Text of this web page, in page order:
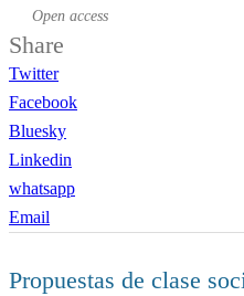
Open access
Share
Twitter
Facebook
Bluesky
Linkedin
whatsapp
Email
Propuestas de clase